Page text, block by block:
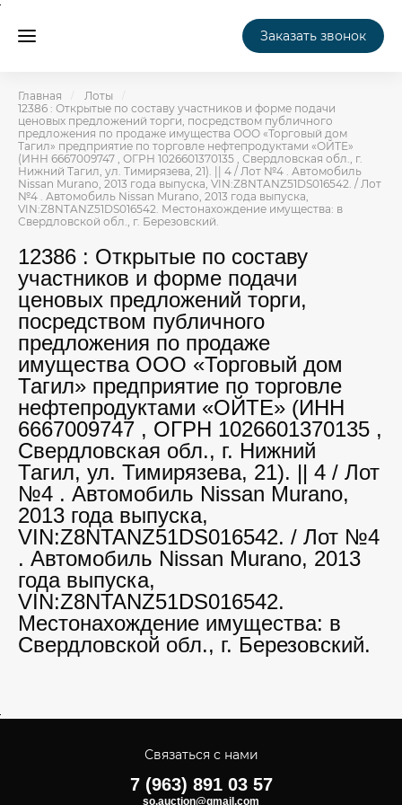
Заказать звонок
Главная
Лоты
12386 : Открытые по составу участников и форме подачи
ценовых предложений торги, посредством публичного
предложения по продаже имущества ООО «Торговый дом
Тагил» предприятие по торговле нефтепродуктами «ОЙТЕ»
(ИНН 6667009747 , ОГРН 1026601370135 , Свердловская обл., г.
Нижний Тагил, ул. Тимирязева, 21). || 4 / Лот №4 . Автомобиль
Nissan Murano, 2013 года выпуска, VIN:Z8NTANZ51DS016542. / Лот
№4 . Автомобиль Nissan Murano, 2013 года выпуска,
VIN:Z8NTANZ51DS016542. Местонахождение имущества: в
Свердловской обл., г. Березовский.
12386 : Открытые по составу
участников и форме подачи
ценовых предложений торги,
посредством публичного
предложения по продаже
имущества ООО «Торговый дом
Тагил» предприятие по торговле
нефтепродуктами «ОЙТЕ» (ИНН
6667009747 , ОГРН 1026601370135 ,
Свердловская обл., г. Нижний
Тагил, ул. Тимирязева, 21). || 4 / Лот
№4 . Автомобиль Nissan Murano,
2013 года выпуска,
VIN:Z8NTANZ51DS016542. / Лот №4
. Автомобиль Nissan Murano, 2013
года выпуска,
VIN:Z8NTANZ51DS016542.
Местонахождение имущества: в
Свердловской обл., г. Березовский.
Связаться с нами
7 (963) 891 03 57
so.auction@gmail.com